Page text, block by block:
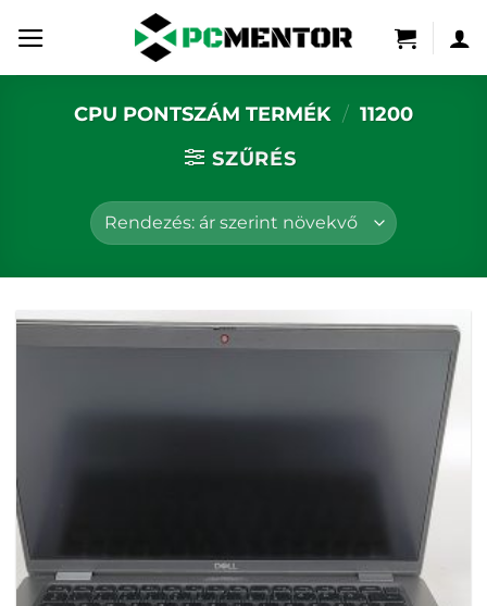
content
CPU PONTSZÁM TERMÉK / 11200
SZŰRÉS